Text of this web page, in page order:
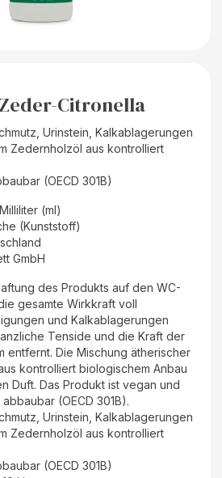
Citronella
Urinstein, Kalkablagerungen
Zedernholzöl aus kontrolliert
(OECD 301B)
(ml)
(Kunststoff)
GmbH
des Produkts auf den WC-
gesamte Wirkkraft voll
und Kalkablagerungen
Tenside und die Kraft der
entfernt. Die Mischung ätherischer
kontrolliert biologischem Anbau
Duft. Das Produkt ist vegan und
(OECD 301B).
Urinstein, Kalkablagerungen
Zedernholzöl aus kontrolliert
(OECD 301B)